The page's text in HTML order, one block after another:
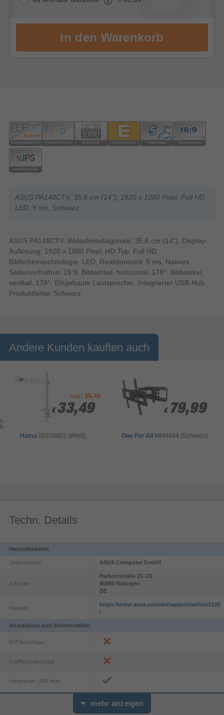
ASUS PA148CTV, 35,6 cm (14"), 1920 x 1080 Pixel, Full HD,
LED, 5 ms, Schwarz
ASUS PA148CTV. Bildschirmdiagonale: 35,6 cm (14"), Display-
Auflösung: 1920 x 1080 Pixel, HD-Typ: Full HD,
Bildschirmtechnologie: LED, Reaktionszeit: 5 ms, Natives
Seitenverhältnis: 16:9, Bildwinkel, horizontal: 178°, Bildwinkel,
vertikal: 178°. Eingebaute Lautsprecher. Integrierter USB-Hub.
Produktfarbe: Schwarz
Andere Kunden kauften auch
statt39,49
€ 33,49
€ 33,49
Hama 00220902 (Weiß)
€ 79,99
€ 79,99
One For AllWM4664 (Schwarz)
Techn. Details
Herstellerdaten
Unternehmen ASUS Computer GmbH
Adresse
Harkortstraße 21–23
40880 Ratingen
DE
Website
https://www.asus.com/de/support/article/1225
/
Anschlüsse und Schnittstellen
DVI Anschluss
Kopfhörerausgang
Integrierter USB-Hub
1
mehr anzeigen